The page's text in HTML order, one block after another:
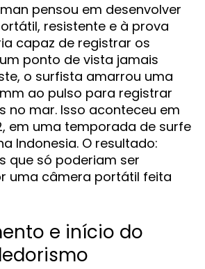
pensou em desenvolver
resistente e à prova
capaz de registrar os
ponto de vista jamais
o surfista amarrou uma
ao pulso para registrar
no mar. Isso aconteceu em
em uma temporada de surfe
Indonesia. O resultado:
que só poderiam ser
uma câmera portátil feita
e início do